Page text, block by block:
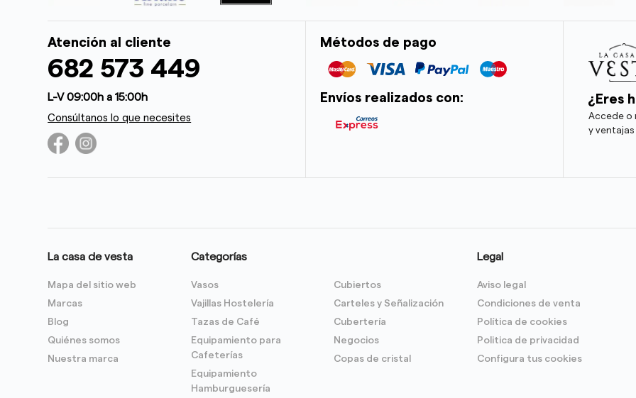
Atención al cliente
682 573 449
L-V 09:00h a 15:00h
Consúltanos lo que necesites
Métodos de pago
Envíos realizados con: ¿Eres
Accede o
y
La casa de vesta
Mapa del sitio web
Marcas
Blog
Quiénes somos
Nuestra marca
Categorías
Vasos
Vajillas Hostelería
Tazas de Café
Equipamiento para
Cafeterías
Equipamiento
Hamburguesería
Cubiertos
Carteles y Señalización
Cubertería
Negocios
Copas de cristal
Legal
Aviso legal
Condiciones de venta
Política de cookies
Politica de privacidad
Configura tus cookies